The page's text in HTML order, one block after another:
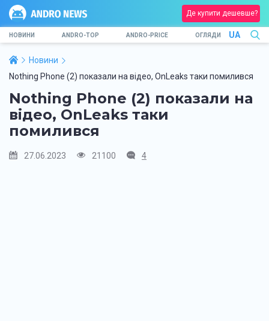
Де купити дешевше?
НОВИНИ ANDRO-TOP ANDRO-PRICE ОГЛЯДИ UA
Новини
Nothing Phone (2) показали на відео, OnLeaks таки помилився
Nothing Phone (2) показали на
відео, OnLeaks таки
помилився
27.06.2023 21100 4